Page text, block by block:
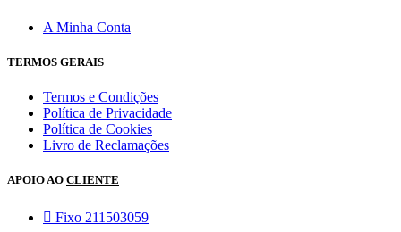
A Minha Conta
TERMOS GERAIS
Termos e Condições
Política de Privacidade
Política de Cookies
Livro de Reclamações
APOIO AO CLIENTE
Fixo 211503059